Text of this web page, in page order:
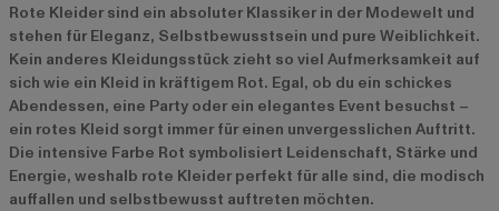
Rote Kleider sind ein absoluter Klassiker in der Modewelt und
stehen für Eleganz, Selbstbewusstsein und pure Weiblichkeit.
Kein anderes Kleidungsstück zieht so viel Aufmerksamkeit auf
sich wie ein Kleid in kräftigem Rot. Egal, ob du ein schickes
Abendessen, eine Party oder ein elegantes Event besuchst –
ein rotes Kleid sorgt immer für einen unvergesslichen Auftritt.
Die intensive Farbe Rot symbolisiert Leidenschaft, Stärke und
Energie, weshalb rote Kleider perfekt für alle sind, die modisch
auffallen und selbstbewusst auftreten möchten.